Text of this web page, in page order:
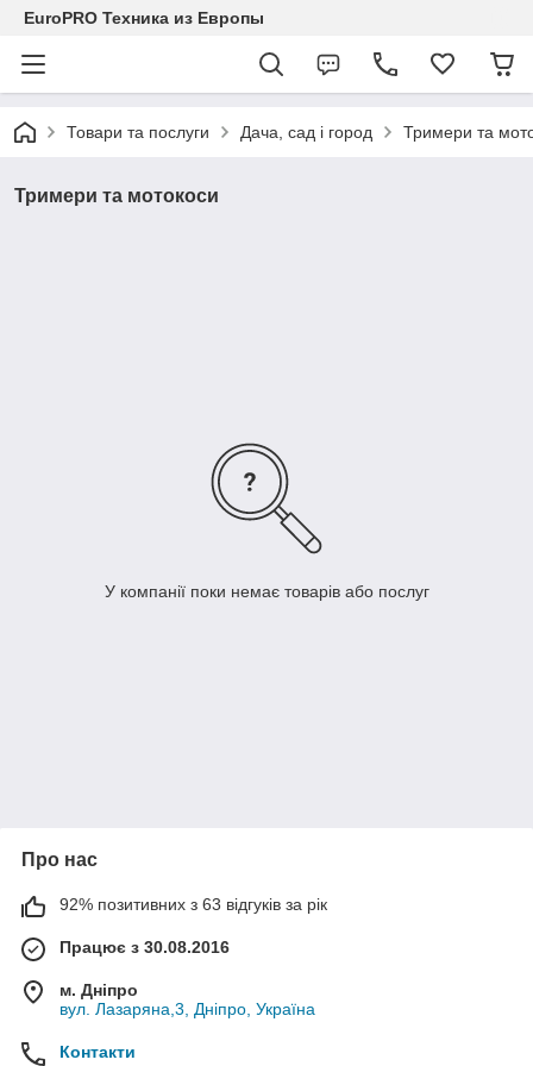
EuroPRO Техника из Европы
Товари та послуги Дача, сад і город Тримери та
Тримери та мотокоси
У компанії поки немає товарів або послуг
Про нас
92% позитивних з 63 відгуків за рік
Працює з 30.08.2016
м. Дніпро
вул. Лазаряна,3, Дніпро, Україна
Контакти